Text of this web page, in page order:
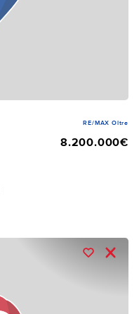
RE/MAX Oltre
8.200.000€